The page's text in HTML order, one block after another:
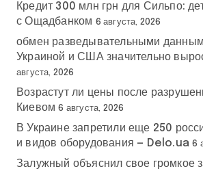
Кредит 300 млн грн для Сильпо:
с Ощадбанком 6 августа, 2026
обмен разведывательными
Украиной и США значительно
августа, 2026
Возрастут ли цены после
Киевом 6 августа, 2026
В Украине запретили еще 250
и видов оборудования — Delo.ua 6
Залужный объяснил свое громкое